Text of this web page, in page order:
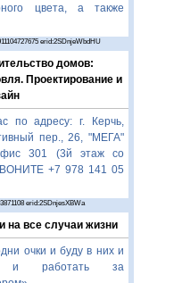
цвета, а также
erid:2SDnjeWbdHU
домов:
Проектирование и
по адресу: г. Керчь,
пер., 26, "МЕГА"
301 (3й этаж со
+7 978 141 05
erid:2SDnjesXBWa
все случаи жизни
очки и буду в них и
и работать за